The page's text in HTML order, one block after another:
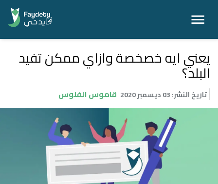
يعني ايه خصخصة وازاي ممكن تفيد
البلد؟
تاريخ النشر:03 ديسمبر 2020 قاموس الفلوس